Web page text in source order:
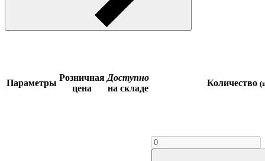
Параметры
Розничная
цена
Доступно
на складе
Количество